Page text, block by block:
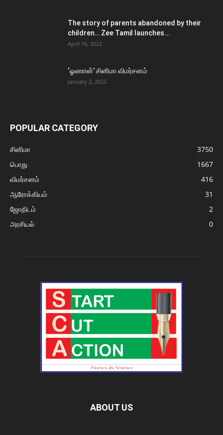
The story of parents abandoned by their
children… Zee Tamil launches...
April 16, 2022
‘ஓணான்’ சினிமா விமர்சனம்
January 2, 2022
POPULAR CATEGORY
சினிமா
3750
பொது
1667
விமர்சனம்
416
ஆரோக்கியம்
31
ஜோதிடம்
2
அரசியல்
0
ABOUT US